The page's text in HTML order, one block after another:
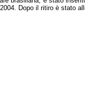
Dopo il ritiro è stato